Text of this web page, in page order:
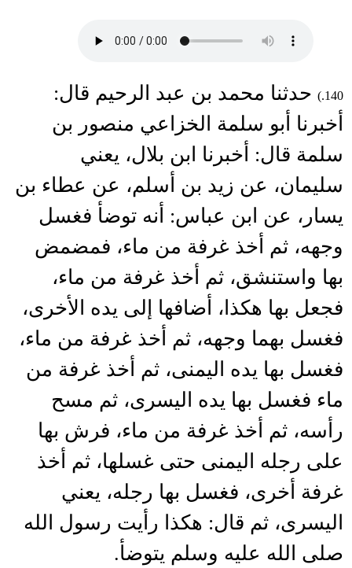
140.)
حدثنا محمد بن عبد الرحيم قال:
أخبرنا أبو سلمة الخزاعي منصور بن
سلمة قال: أخبرنا ابن بلال، يعني
سليمان، عن زيد بن أسلم، عن عطاء بن
يسار، عن ابن عباس: أنه توضأ فغسل
وجهه، ثم أخذ غرفة من ماء، فمضمض
بها واستنشق، ثم أخذ غرفة من ماء،
فجعل بها هكذا، أضافها إلى يده الأخرى،
فغسل بهما وجهه، ثم أخذ غرفة من ماء،
فغسل بها يده اليمنى، ثم أخذ غرفة من
ماء فغسل بها يده اليسرى، ثم مسح
رأسه، ثم أخذ غرفة من ماء، فرش بها
على رجله اليمنى حتى غسلها، ثم أخذ
غرفة أخرى، فغسل بها رجله، يعني
اليسرى، ثم قال: هكذا رأيت رسول الله
صلى الله عليه وسلم يتوضأ.